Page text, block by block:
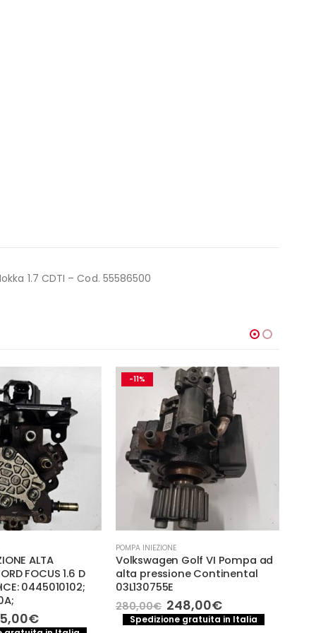
1.7 CDTI – Cod. 55586500
ALTA
FOCUS 1.6 D
0445010102;
€Il
-11%
POMPA INIEZIONE
Volkswagen Golf VI Pompa ad
alta pressione Continental
03L130755E
280,00€ Il
prezzo
248,00€Il
prezzo
Spedizione gratuita in Italia